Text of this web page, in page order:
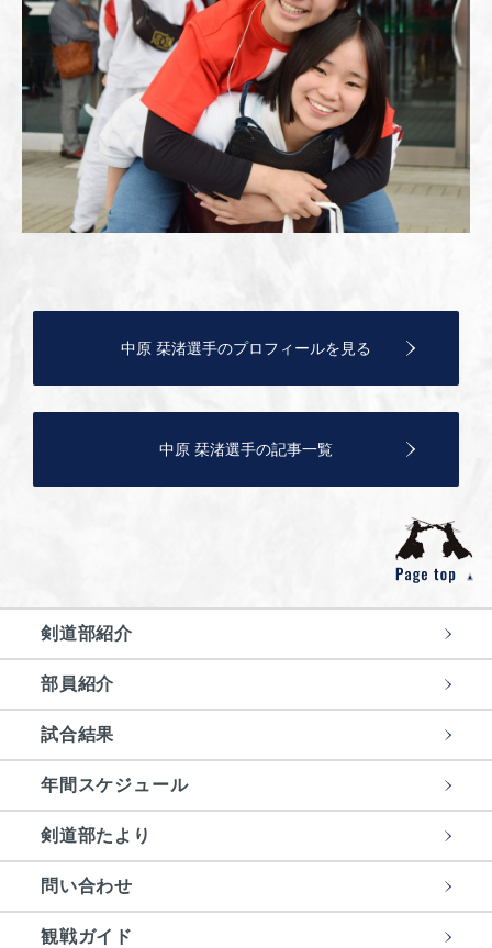
中原 栞渚選手のプロフィールを見る
中原 栞渚選手の記事一覧
剣道部紹介
部員紹介
試合結果
年間スケジュール
剣道部たより
問い合わせ
観戦ガイド